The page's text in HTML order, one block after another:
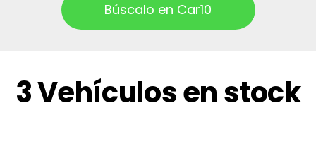
Búscalo en Car10
3 Vehículos en stock